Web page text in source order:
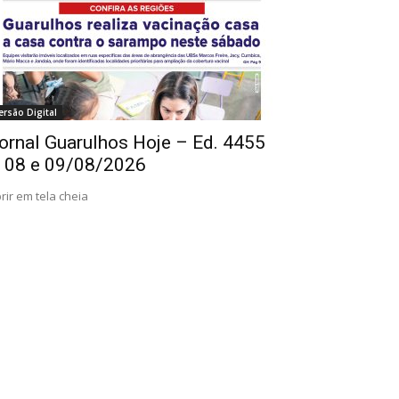
Digital
Guarulhos Hoje – Ed. 4455
08 e 09/08/2026
em tela cheia